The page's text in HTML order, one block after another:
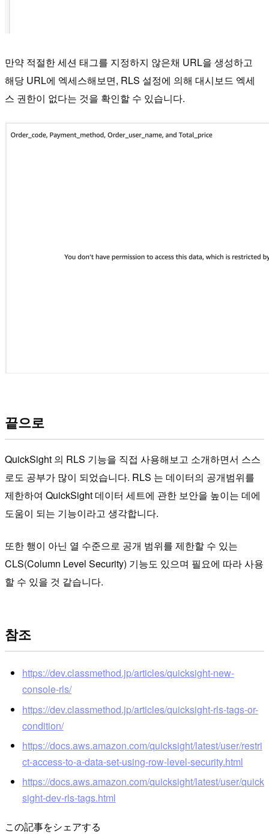
만약 적절한 세션 태그를 지정하지 않은채 URL을 생성하고
해당 URL에 엑세스해보면, RLS 설정에 의해 대시보드 엑세
스 권한이 없다는 것을 확인할 수 있습니다.
끝으로
QuickSight 의 RLS 기능을 직접 사용해보고 소개하면서 스스
로도 공부가 많이 되었습니다. RLS 는 데이터의 공개범위를
제한하여 QuickSight 데이터 세트에 관한 보안을 높이는 데에
도움이 되는 기능이라고 생각합니다.
또한 행이 아닌 열 수준으로 공개 범위를 제한할 수 있는
CLS(Column Level Security) 기능도 있으며 필요에 따라 사용
할 수 있을 것 같습니다.
참조
https://dev.classmethod.jp/articles/quicksight-new-
console-rls/
https://dev.classmethod.jp/articles/quicksight-rls-tags-or-
condition/
https://docs.aws.amazon.com/quicksight/latest/user/restri
ct-access-to-a-data-set-using-row-level-security.html
https://docs.aws.amazon.com/quicksight/latest/user/quick
sight-dev-rls-tags.html
この記事をシェアする